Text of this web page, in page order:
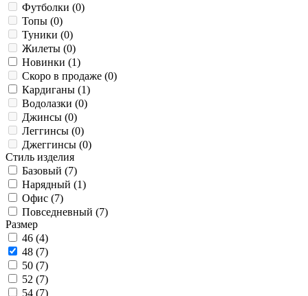
Футболки (0)
Топы (0)
Туники (0)
Жилеты (0)
Новинки (1)
Скоро в продаже (0)
Кардиганы (1)
Водолазки (0)
Джинсы (0)
Леггинсы (0)
Джеггинсы (0)
Стиль изделия
Базовый (7)
Нарядный (1)
Офис (7)
Повседневный (7)
Размер
46 (4)
48 (7)
50 (7)
52 (7)
54 (7)